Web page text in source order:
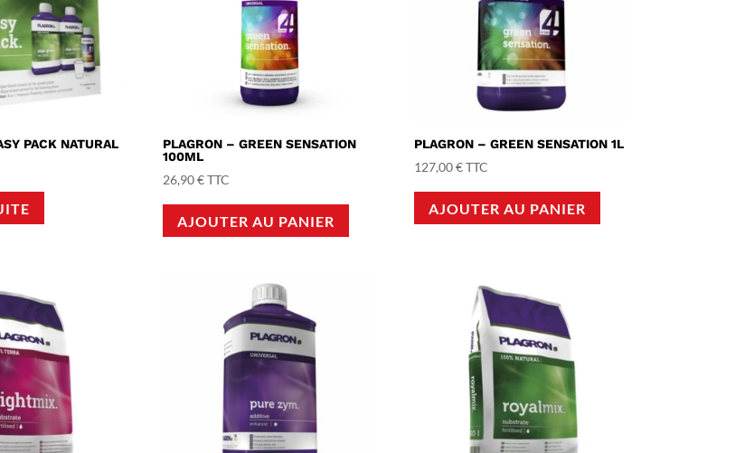
PACK NATURAL
PLAGRON – GREEN SENSATION
100ML
26,90€TTC
AJOUTER AU PANIER
PLAGRON – GREEN SENSATION 1L
127,00€TTC
AJOUTER AU PANIER